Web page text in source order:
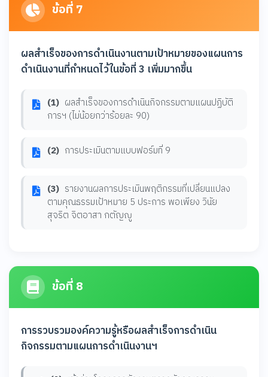
ข้อที่ 7
ผลสำเร็จของการดำเนินงานตามเป้าหมายของแผนการ
ดำเนินงานที่กำหนดไว้ในข้อที่ 3 เพิ่มมากขึ้น
(1) ผลสำเร็จของการดำเนินกิจกรรมตามแผนปฏิบัติ
การฯ (ไม่น้อยกว่าร้อยละ 90)
(2) การประเมินตามแบบฟอร์มที่ 9
(3) รายงานผลการประเมินพฤติกรรมที่เปลี่ยนแปลง
ตามคุณธรรมเป้าหมาย 5 ประการ พอเพียง วินัย
สุจริต จิตอาสา กตัญญู
ข้อที่ 8
การรวบรวมองค์ความรู้หรือผลสำเร็จการดำเนิน
กิจกรรมตามแผนการดำเนินงานฯ